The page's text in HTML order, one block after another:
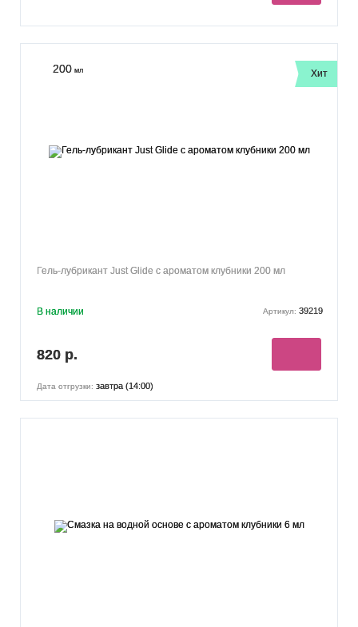
200 мл Хит
Гель-лубрикант Just Glide с ароматом клубники 200 мл
В наличии Артикул: 39219
820 р.
Дата отгрузки: завтра (14:00)